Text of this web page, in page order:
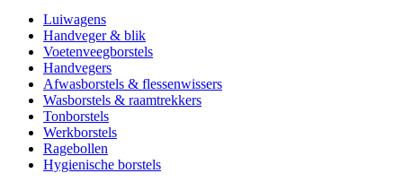
Luiwagens
Handveger & blik
Voetenveegborstels
Handvegers
Afwasborstels & flessenwissers
Wasborstels & raamtrekkers
Tonborstels
Werkborstels
Ragebollen
Hygienische borstels